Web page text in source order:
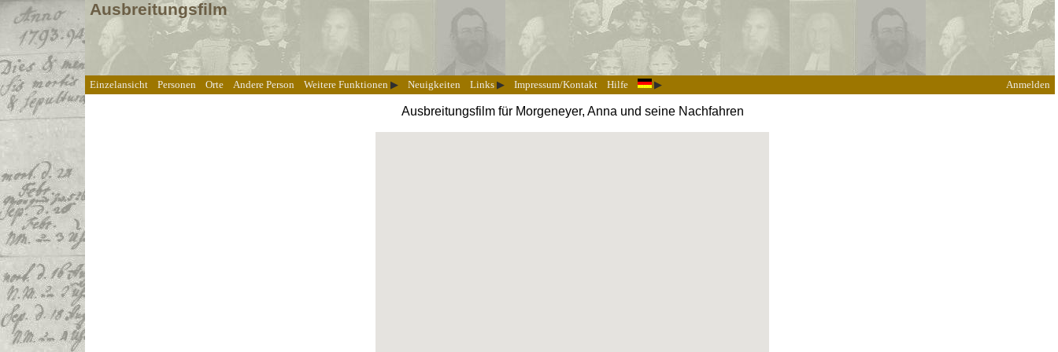
Ausbreitungsfilm
Einzelansicht Personen Orte Andere Person Weitere Funktionen Neuigkeiten Links Impressum/Kontakt Hilfe Anmelden
Ausbreitungsfilm für Morgeneyer, Anna und seine Nachfahren